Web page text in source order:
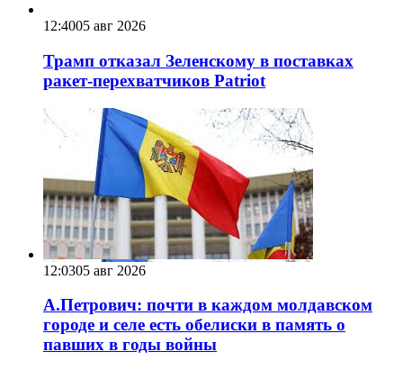
12:4005 авг 2026
Трамп отказал Зеленскому в поставках
ракет-перехватчиков Patriot
12:0305 авг 2026
А.Петрович: почти в каждом молдавском
городе и селе есть обелиски в память о
павших в годы войны